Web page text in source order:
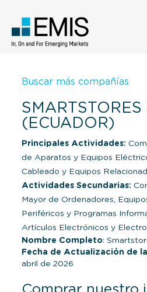
Buscar más compañías
SMARTSTORES
(ECUADOR)
Principales Actividades:
de Aparatos y Equipos
Cableado y Equipos
Actividades Secundarias:
Mayor de Ordenadores,
Periféricos y Programas
Artículos Electrónicos y
Nombre Completo:
Fecha de Actualización de
abril de 2026